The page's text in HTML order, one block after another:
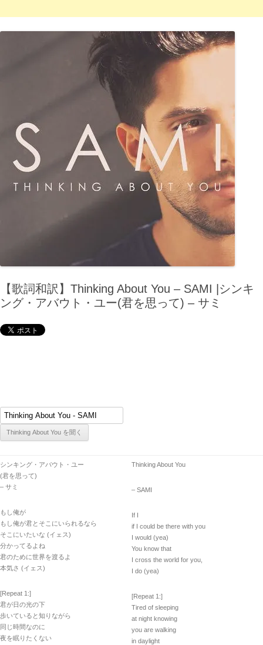
【歌詞和訳】Thinking About You – SAMI |シンキ
ング・アバウト・ユー(君を思って) – サミ
シンキング・アバウト・ユー
(君を思って)
– サミ
もし俺が
もし俺が君とそこにいられるなら
そこにいたいな (イェス)
分かってるよね
君のために世界を渡るよ
本気さ (イェス)
[Repeat 1:]
君が日の光の下
歩いていると知りながら
同じ時間なのに
夜を眠りたくない
Thinking About You
– SAMI
If I
if I could be there with you
I would (yea)
You know that
I cross the world for you,
I do (yea)
[Repeat 1:]
Tired of sleeping
at night knowing
you are walking
in daylight